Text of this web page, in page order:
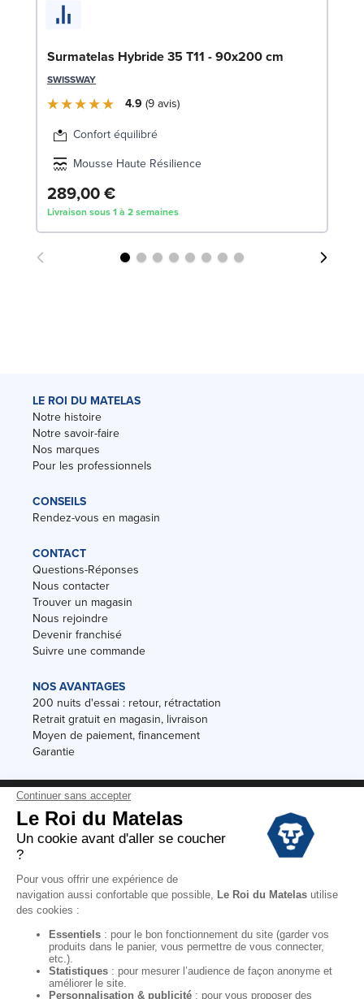
Surmatelas Hybride 35 T11 - 90x200 cm
SWISSWAY
4.9 9avis
Confort équilibré
Mousse Haute Résilience
289,00 €
Livraison sous 1 à 2 semaines
LE ROI DU MATELAS
Notre histoire
Notre savoir-faire
Nos marques
Pour les professionnels
CONSEILS
Rendez-vous en magasin
CONTACT
Questions-Réponses
Nous contacter
Trouver un magasin
Nous rejoindre
Devenir franchisé
Suivre une commande
NOS AVANTAGES
200 nuits d'essai : retour, rétractation
Retrait gratuit en magasin, livraison
Moyen de paiement, financement
Garantie
Conditions des offres
Black Friday
Destockage
Conditions Générales de vente magasin
Mentions Légales
Données personnelles
Codes promo Le Roi du Matelas